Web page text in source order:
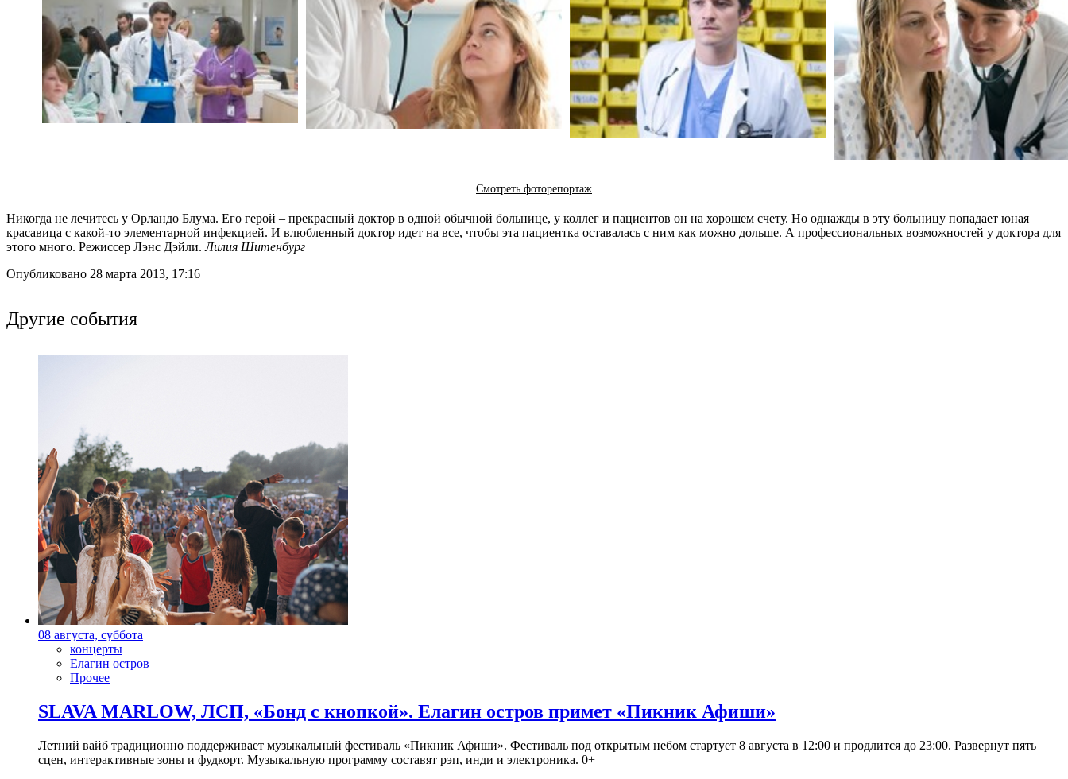
Смотреть фоторепортаж
Никогда не лечитесь у Орландо Блума. Его герой – прекрасный доктор в одной обычной больнице, у коллег и пациентов он на хорошем счету. Но однажды в эту больницу попадает юная
красавица с какой-то элементарной инфекцией. И влюбленный доктор идет на все, чтобы эта пациентка оставалась с ним как можно дольше. А профессиональных возможностей у доктора для
этого много. Режиссер Лэнс Дэйли.Лилия Шитенбург
Опубликовано 28 марта 2013, 17:16
Другие события
08 августа, суббота
концерты
Елагин остров
Прочее
SLAVA MARLOW, ЛСП, «Бонд с кнопкой». Елагин остров примет «Пикник Афиши»
Летний вайб традиционно поддерживает музыкальный фестиваль «Пикник Афиши». Фестиваль под открытым небом стартует 8 августа в 12:00 и продлится до 23:00. Развернут пять
сцен, интерактивные зоны и фудкорт. Музыкальную программу составят рэп, инди и электроника. 0+